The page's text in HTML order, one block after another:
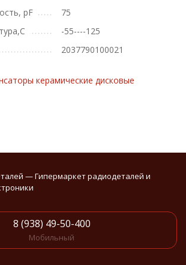
pF
75
-55----125
2037790100021
керамические дисковые
— Гипермаркет радиодеталей и
8 (938) 49-50-400
Мобильный